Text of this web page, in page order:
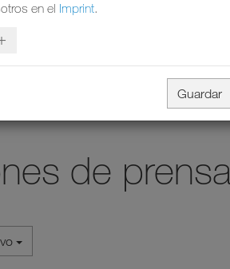
de prensa
en el Imprint.
Guardar